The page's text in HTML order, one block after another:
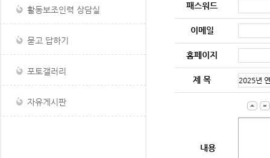
활동보조인력 상담실
묻고 답하기
포토갤러리
자유게시판
패스워드
이메일
홈페이지
제 목
내용